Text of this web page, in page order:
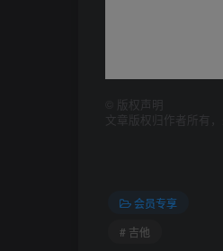
版权声明
文章版权归作者所有
会员专享
# 吉他